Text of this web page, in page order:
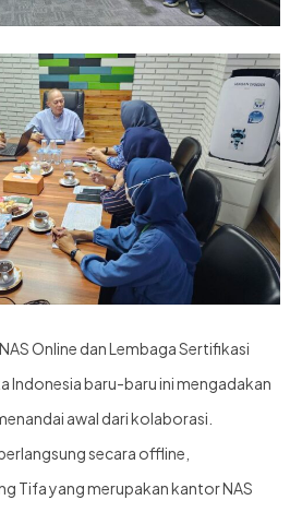
Online dan Lembaga Sertifikasi
Indonesia baru-baru ini mengadakan
awal dari kolaborasi.
secara offline,
Tifa yang merupakan kantor NAS